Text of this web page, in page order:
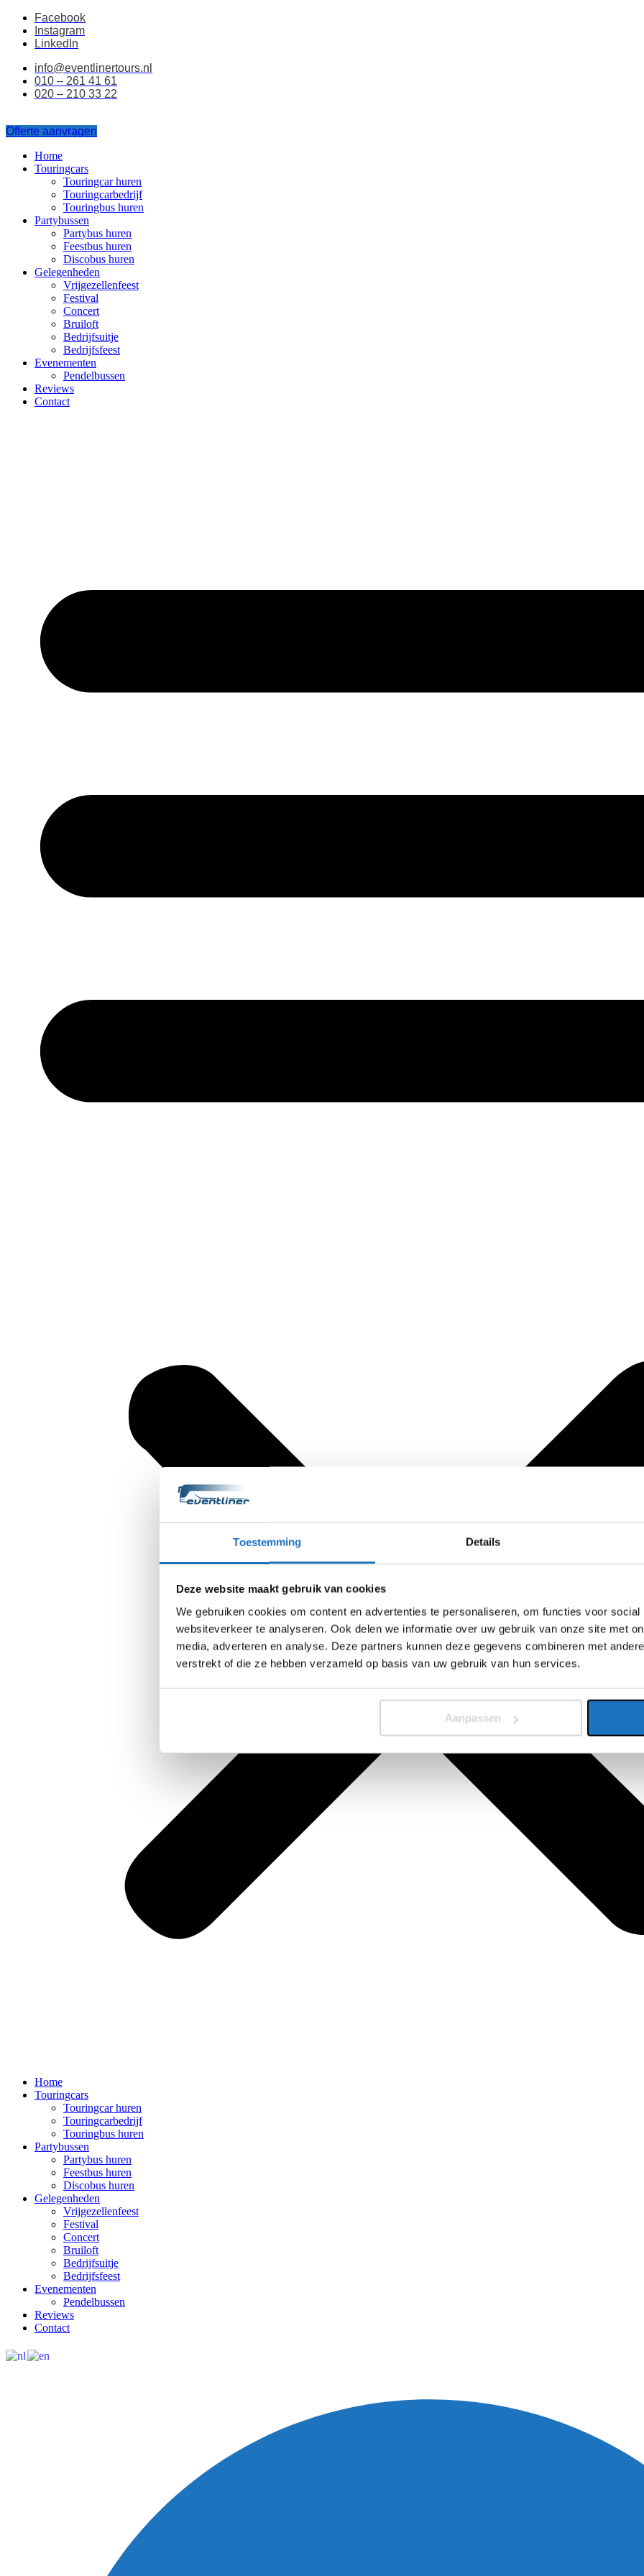
Toestemming Details
Deze website maakt gebruik van cookies
We gebruiken cookies om content en advertenties te personaliseren, om functies voor
websiteverkeer te analyseren. Ook delen we informatie over uw gebruik van onze site met
media, adverteren en analyse. Deze partners kunnen deze gegevens combineren met
verstrekt of die ze hebben verzameld op basis van uw gebruik van hun services.
Aanpassen
naar
Facebook
Instagram
LinkedIn
info@eventlinertours.nl
010 – 261 41 61
020 – 210 33 22
Offerte aanvragen
Home
Touringcars
Touringcar huren
Touringcarbedrijf
Touringbus huren
Partybussen
Partybus huren
Feestbus huren
Discobus huren
Gelegenheden
Vrijgezellenfeest
Festival
Concert
Bruiloft
Bedrijfsuitje
Bedrijfsfeest
Evenementen
Pendelbussen
Reviews
Contact
Home
Touringcars
Touringcar huren
Touringcarbedrijf
Touringbus huren
Partybussen
Partybus huren
Feestbus huren
Discobus huren
Gelegenheden
Vrijgezellenfeest
Festival
Concert
Bruiloft
Bedrijfsuitje
Bedrijfsfeest
Evenementen
Pendelbussen
Reviews
Contact